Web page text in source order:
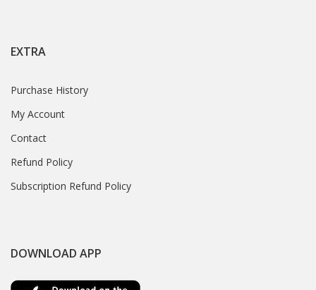
EXTRA
Purchase History
My Account
Contact
Refund Policy
Subscription Refund Policy
DOWNLOAD APP